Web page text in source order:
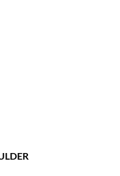
skulder
SKULDER